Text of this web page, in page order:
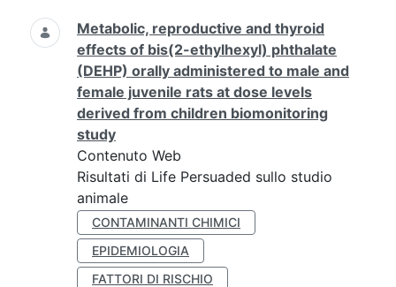
Ricerca
Metabolic, reproductive and thyroid
effects of bis(2-ethylhexyl) phthalate
(DEHP) orally administered to male and
female juvenile rats at dose levels
derived from children biomonitoring
study
Contenuto Web
Risultati di Life Persuaded sullo studio
animale
CONTAMINANTI CHIMICI
EPIDEMIOLOGIA
FATTORI DI RISCHIO